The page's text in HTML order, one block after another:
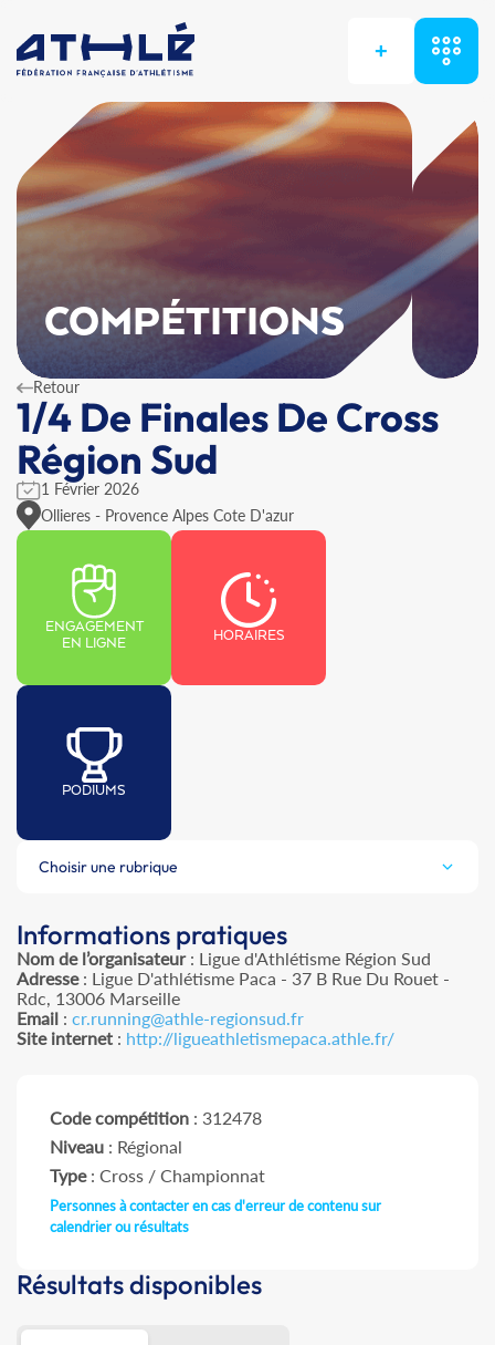
+
COMPÉTITIONS
Retour
1/4 De Finales De Cross
Région Sud
1 Février 2026
Ollieres - Provence Alpes Cote D'azur
ENGAGEMENT
EN LIGNE
HORAIRES
PODIUMS
Choisir une rubrique
Informations pratiques
Nom de l’organisateur: Ligue d'Athlétisme Région Sud
Adresse: Ligue D'athlétisme Paca - 37 B Rue Du Rouet -
Rdc, 13006 Marseille
Email : cr.running@athle-regionsud.fr
Site internet : http://ligueathletismepaca.athle.fr/
Code compétition : 312478
Niveau : Régional
Type: Cross / Championnat
Personnes à contacter en cas d'erreur de contenu sur
calendrier ou résultats
Résultats disponibles